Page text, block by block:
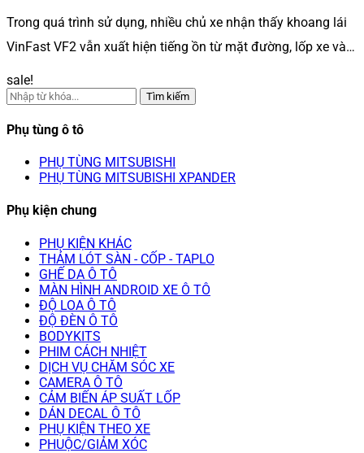
Trong quá trình sử dụng, nhiều chủ xe nhận thấy khoang lái
VinFast VF2 vẫn xuất hiện tiếng ồn từ mặt đường, lốp xe và…
sale!
Tìm kiếm
Phụ tùng ô tô
PHỤ TÙNG MITSUBISHI
PHỤ TÙNG MITSUBISHI XPANDER
Phụ kiện chung
PHỤ KIỆN KHÁC
THẢM LÓT SÀN - CỐP - TAPLO
GHẾ DA Ô TÔ
MÀN HÌNH ANDROID XE Ô TÔ
ĐỘ LOA Ô TÔ
ĐỘ ĐÈN Ô TÔ
BODYKITS
PHIM CÁCH NHIỆT
DỊCH VỤ CHĂM SÓC XE
CAMERA Ô TÔ
CẢM BIẾN ÁP SUẤT LỐP
DÁN DECAL Ô TÔ
PHỤ KIỆN THEO XE
PHUỘC/GIẢM XÓC